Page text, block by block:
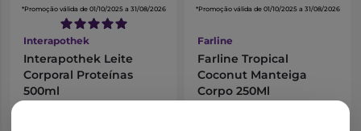
*Promoção válida de 01/10/2025 a 31/08/2026
Interapothek
Interapothek Leite
Corporal Proteínas
500ml
*Promoção válida de 01/10/2025 a 31/08/2026
Farline
Farline Tropical
Coconut Manteiga
Corpo 250Ml